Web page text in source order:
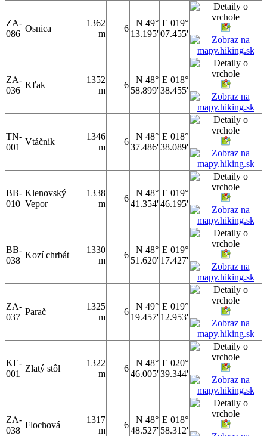
ZA-
086
Osnica
1362
m
6
N 49°
13.195'
E 019°
07.455'
ZA-
036
Kľak
1352
m
6
N 48°
58.899'
E 018°
38.455'
TN-
001
Vtáčnik
1346
m
6
N 48°
37.486'
E 018°
38.089'
BB-
010
Klenovský
Vepor
1338
m
6
N 48°
41.354'
E 019°
46.195'
BB-
038
Kozí chrbát
1330
m
6
N 48°
51.620'
E 019°
17.427'
ZA-
037
Parač
1325
m
6
N 49°
19.457'
E 019°
12.953'
KE-
001
Zlatý stôl
1322
m
6
N 48°
46.005'
E 020°
39.344'
ZA-
038
Flochová
1317
m
6
N 48°
48.527'
E 018°
58.312'